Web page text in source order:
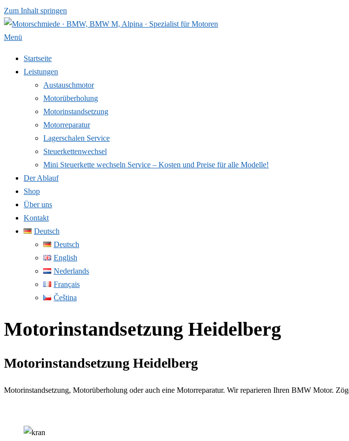
Zum Inhalt springen
Menü
Startseite
Leistungen
Austauschmotor
Motorüberholung
Motorinstandsetzung
Motorreparatur
Lagerschalen Service
Steuerkettenwechsel
Mini Steuer­kette wechseln Service – Kosten und Preise für alle Modelle!
Der Ablauf
Shop
Über uns
Kontakt
Deutsch
Deutsch
English
Nederlands
Français
Čeština
Motorinstandsetzung Heidelberg
Motorinstandsetzung Heidelberg
Motorinstandsetzung, Motorüberholung oder auch eine Motorreparatur. Wir reparieren Ihren BMW Motor.